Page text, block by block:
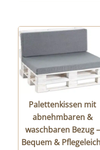
Palettenkissen mit
abnehmbaren &
waschbaren Bezug –
Bequem &